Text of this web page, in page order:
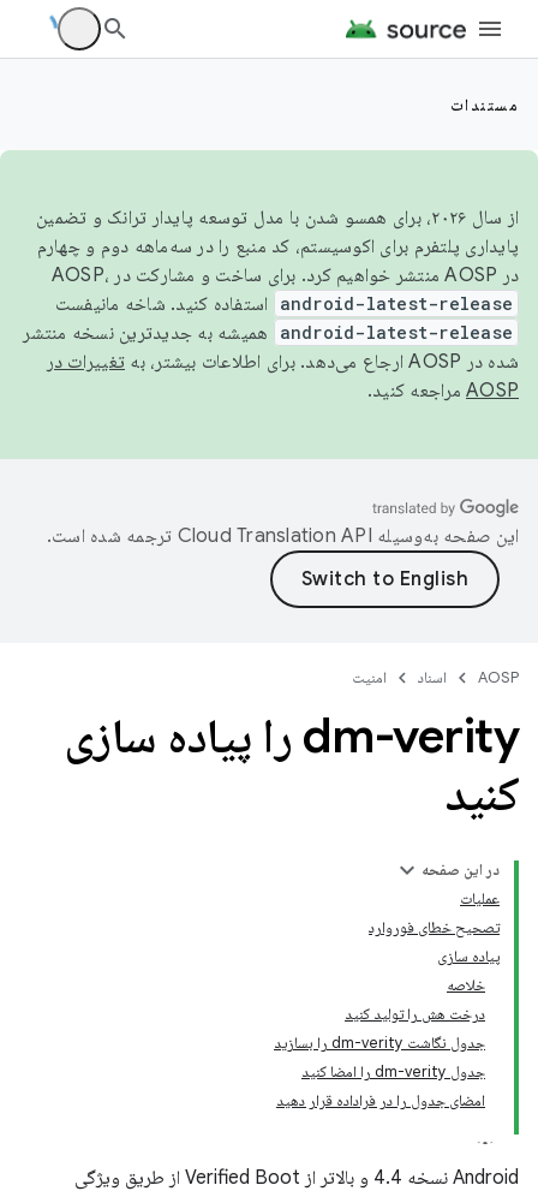
مستندات
از سال ۲۰۲۶، برای همسو شدن با مدل توسعه پایدار ترانک و تضمین
پایداری پلتفرم برای اکوسیستم، کد منبع را در سه‌ماهه دوم و چهارم
در AOSP منتشر خواهیم کرد. برای ساخت و مشارکت در AOSP،
android-latest-release استفاده کنید. شاخه مانیفست
android-latest-release
همیشه به جدیدترین نسخه منتشر
شده در AOSP ارجاع می‌دهد. برای اطلاعات بیشتر، به
تغییرات در
AOSP مراجعه کنید.
این صفحه به‌وسیله ترجمه شده است.
AOSP اسناد امنیت
dm-verity را پیاده سازی
کنید
در این صفحه
عملیات
تصحیح خطای فوروارد
پیاده سازی
خلاصه
درخت هش را تولید کنید
جدول نگاشت dm-verity را بسازید
جدول dm-verity را امضا کنید
امضای جدول را در فراداده قرار دهید
Android نسخه 4.4 و بالاتر از Verified Boot از طریق ویژگی